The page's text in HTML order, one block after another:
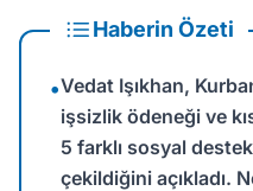
Haberin Özeti
•Vedat Işıkhan,
işsizlik ödeneği ve
5 farklı sosyal
çekildiğini açıkladı.